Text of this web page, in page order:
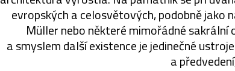
evropských a celosvětových, podobně jako
Müller nebo některé mimořádné sakrální
a smyslem další existence je jedinečné
a